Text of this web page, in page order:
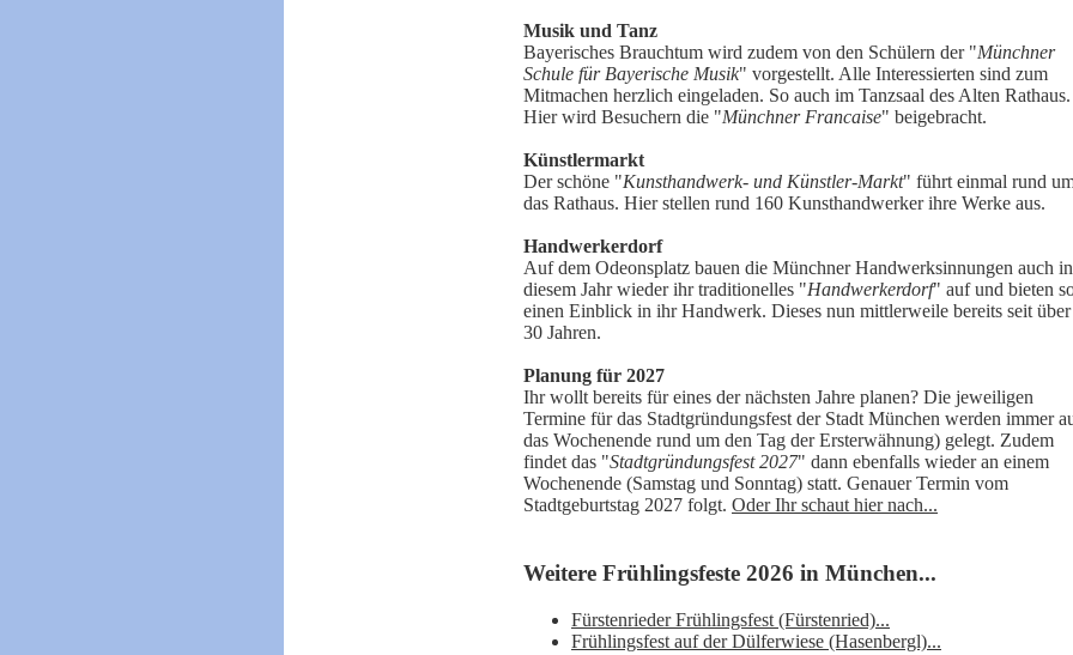
Musik und Tanz
Bayerisches Brauchtum wird zudem von den Schülern der "Münchner
Schule für Bayerische Musik" vorgestellt. Alle Interessierten sind zum
Mitmachen herzlich eingeladen. So auch im Tanzsaal des Alten Rathaus.
Hier wird Besuchern die "Münchner Francaise" beigebracht.
Künstlermarkt
Der schöne "Kunsthandwerk- und Künstler-Markt" führt einmal rund
das Rathaus. Hier stellen rund 160 Kunsthandwerker ihre Werke aus.
Handwerkerdorf
Auf dem Odeonsplatz bauen die Münchner Handwerksinnungen auch in
diesem Jahr wieder ihr traditionelles "Handwerkerdorf" auf und bieten
einen Einblick in ihr Handwerk. Dieses nun mittlerweile bereits seit über
30 Jahren.
Planung für 2027
Ihr wollt bereits für eines der nächsten Jahre planen? Die jeweiligen
Termine für das Stadtgründungsfest der Stadt München werden immer
das Wochenende rund um den Tag der Ersterwähnung) gelegt. Zudem
findet das "Stadtgründungsfest 2027" dann ebenfalls wieder an einem
Wochenende (Samstag und Sonntag) statt. Genauer Termin vom
Stadtgeburtstag 2027 folgt. Oder Ihr schaut hier nach...
Weitere Frühlingsfeste 2026 in München...
Fürstenrieder Frühlingsfest (Fürstenried)...
Frühlingsfest auf der Dülferwiese (Hasenbergl)...